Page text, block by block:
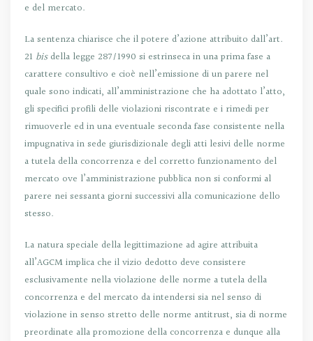
e del mercato.
La sentenza chiarisce che il potere d’azione attribuito dall’art.
21 bisdella legge 287/1990 si estrinseca in una prima fase a
carattere consultivo e cioè nell’emissione di un parere nel
quale sono indicati, all’amministrazione che ha adottato l’atto,
gli specifici profili delle violazioni riscontrate e i rimedi per
rimuoverle ed in una eventuale seconda fase consistente nella
impugnativa in sede giurisdizionale degli atti lesivi delle norme
a tutela della concorrenza e del corretto funzionamento del
mercato ove l’amministrazione pubblica non si conformi al
parere nei sessanta giorni successivi alla comunicazione dello
stesso.
La natura speciale della legittimazione ad agire attribuita
all’AGCM implica che il vizio dedotto deve consistere
esclusivamente nella violazione delle norme a tutela della
concorrenza e del mercato da intendersi sia nel senso di
violazione in senso stretto delle norme antitrust, sia di norme
preordinate alla promozione della concorrenza e dunque alla